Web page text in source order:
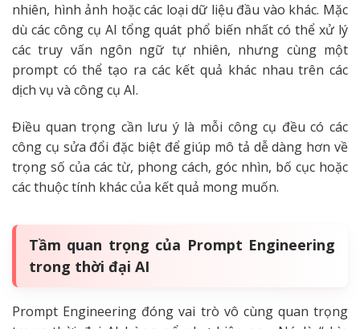
nhiên, hình ảnh hoặc các loại dữ liệu đầu vào khác. Mặc
dù các công cụ AI tổng quát phổ biến nhất có thể xử lý
các truy vấn ngôn ngữ tự nhiên, nhưng cùng một
prompt có thể tạo ra các kết quả khác nhau trên các
dịch vụ và công cụ AI.
Điều quan trọng cần lưu ý là mỗi công cụ đều có các
công cụ sửa đổi đặc biệt để giúp mô tả dễ dàng hơn về
trọng số của các từ, phong cách, góc nhìn, bố cục hoặc
các thuộc tính khác của kết quả mong muốn.
Tầm quan trọng của Prompt Engineering
trong thời đại AI
Prompt Engineering đóng vai trò vô cùng quan trọng